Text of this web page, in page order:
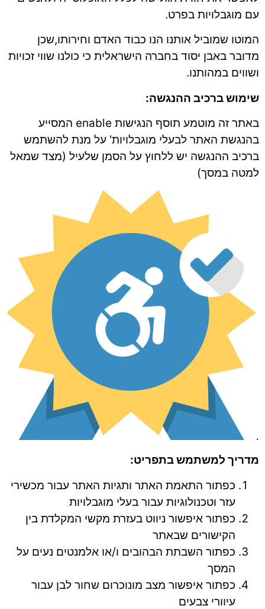
עם מוגבלויות בפרט.
המוטו שמוביל אותנו הנו כבוד האדם וחירותו,שכן
מדובר באבן יסוד בחברה הישראלית כי כולנו שווי זכויות
ושווים במהותנו.
שימוש ברכיב ההנגשה:
באתר זה מוטמע תוסף הנגישות enable המסייע
בהנגשת האתר לבעלי מוגבלויות' על מנת להשתמש
ברכיב ההנגשה יש ללחוץ על הסמן שלעיל (מצד שמאל
למטה במסך)
.
מדריך למשתמש בתפריט:
כפתור התאמת האתר ותגיות האתר עבור מכשירי
עזר וטכנולוגיות עבור בעלי מוגבלויות
כפתור איפשור ניווט בעזרת מקשי המקלדת בין
הקישורים שבאתר
כפתור השבתת הבהובים ו/או אלמנטים נעים על
המסך
כפתור איפשור מצב מונוכרום שחור לבן עבור
עיוורי צבעים